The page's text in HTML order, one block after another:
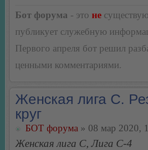
Бот форума - это не
публикует служебную
Первого апреля бот решил
ценными комментариями.
Женская лига С.
круг
БОТ форума » 08 мар 2020,
Женская лига С, Лига С-4